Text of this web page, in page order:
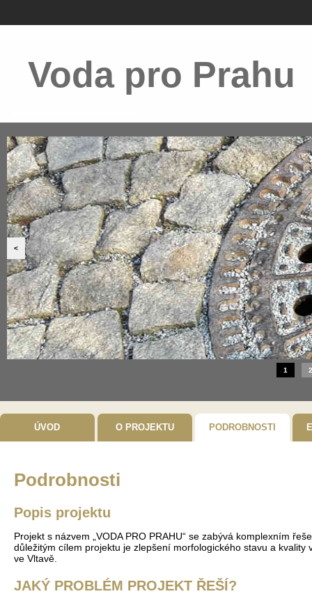
Voda pro Prahu
<
1 2
ÚVOD O PROJEKTU PODROBNOSTI
Podrobnosti
Popis projektu
Projekt s názvem „VODA PRO PRAHU“ se zabývá komplexním
důležitým cílem projektu je zlepšení morfologického stavu a
ve Vltavě.
JAKÝ PROBLÉM PROJEKT ŘEŠÍ?